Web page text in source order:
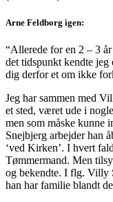
Arne Feldborg igen:
“Allerede for en 2 – 3
det tidspunkt kendte
dig derfor et om ikke
Jeg har sammen med
et sted, været ude i
men som måske kunne
Snejbjerg arbejder han
‘ved Kirken’. I hvert
Tømmermand. Men
og bekendte. I flg. Villy
han har familie blandt